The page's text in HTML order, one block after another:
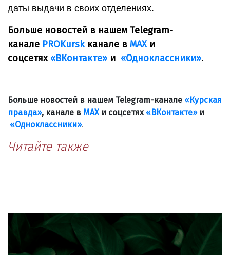
даты выдачи в своих отделениях.
Больше новостей в нашем Telegram-
канале PROKurskканале в МАХи
соцсетях «ВКонтакте» и «Одноклассники».
Больше новостей в нашем Telegram-канале «Курская
правда», канале в МАХи соцсетях «ВКонтакте»и
«Одноклассники».
Читайте также